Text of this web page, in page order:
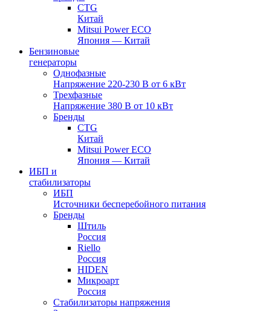
CTG
Китай
Mitsui Power ECO
Япония — Китай
Бензиновые
генераторы
Однофазные
Напряжение 220-230 В от 6 кВт
Трехфазные
Напряжение 380 В от 10 кВт
Бренды
CTG
Китай
Mitsui Power ECO
Япония — Китай
ИБП и
стабилизаторы
ИБП
Источники бесперебойного питания
Бренды
Штиль
Россия
Riello
Россия
HIDEN
Микроарт
Россия
Стабилизаторы напряжения